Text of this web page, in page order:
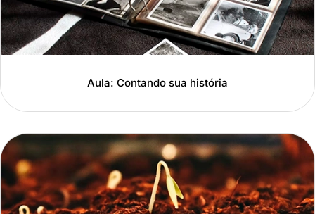
Aula: Contando sua história